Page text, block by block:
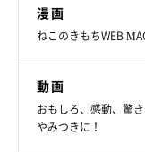
漫画
ねこのきもちWEB
動画
おもしろ、感動、驚
やみつきに！